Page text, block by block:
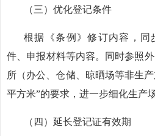
（三）优化登记条件
根据《条例》修订内容，同
件、申报材料等内容。同时参照
所（办公、仓储、晾晒场等非生
平方米”的要求，进一步细化生产
（四）延长登记证有效期